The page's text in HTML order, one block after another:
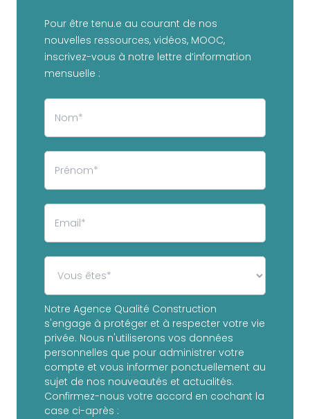
Pour être tenu.e au courant de nos
nouvelles ressources, vidéos, MOOC,
inscrivez-vous à notre lettre d’information
mensuelle :
Notre Agence Qualité Construction
s'engage à protéger et à respecter votre vie
privée. Nous n'utiliserons vos données
personnelles que pour administrer votre
compte et vous informer ponctuellement au
sujet de nos nouveautés et actualités.
Confirmez-nous votre accord en cochant la
case ci-après :